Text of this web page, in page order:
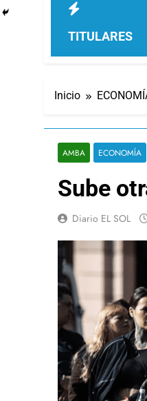
TITULARES
la mitad de quienes
Inicio
AMBA ECONOMÍA
Sube
Diario EL SOL